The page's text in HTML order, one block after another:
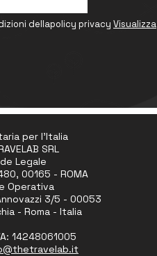
dellapolicy privacy Visualizza
per l'Italia
SRL
Legale
00165 - ROMA
Operativa
3/5 - 00053
- Roma - Italia
14248061005
@thetravelab.it